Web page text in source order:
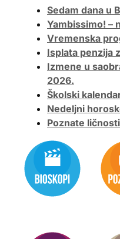
Sedam dana u
Yambissimo! –
Vremenska
Isplata penzija
Izmene u
2026.
Školski
Nedeljni
Poznate